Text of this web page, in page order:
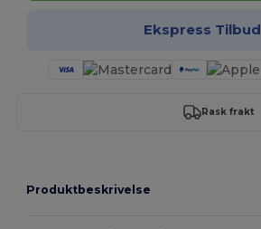
Ekspress Tilbud
Rask frakt
Produktbeskrivelse